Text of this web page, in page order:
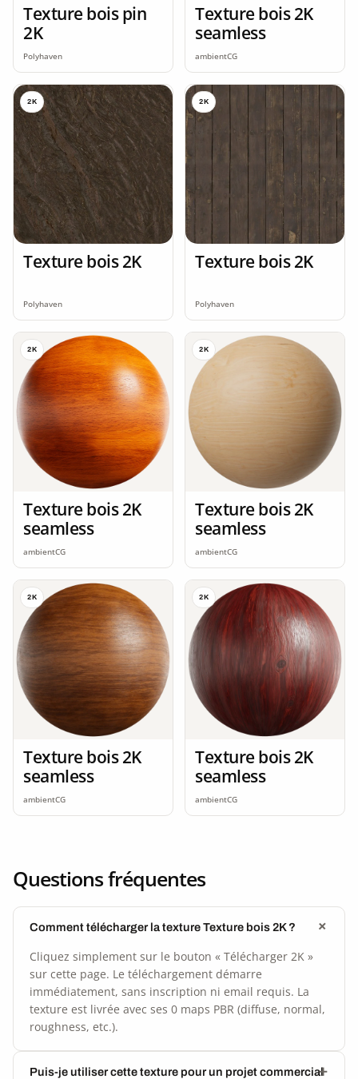
Texture bois pin
2K
Polyhaven
Texture bois 2K
seamless
ambientCG
2K
Texture bois 2K
Polyhaven
2K
Texture bois 2K
Polyhaven
2K
Texture bois 2K
seamless
ambientCG
2K
Texture bois 2K
seamless
ambientCG
2K
Texture bois 2K
seamless
ambientCG
2K
Texture bois 2K
seamless
ambientCG
Questions fréquentes
Comment télécharger la texture Texture bois 2K ?
Cliquez simplement sur le bouton « Télécharger 2K »
sur cette page. Le téléchargement démarre
immédiatement, sans inscription ni email requis. La
texture est livrée avec ses 0 maps PBR (diffuse, normal,
roughness, etc.).
Puis-je utiliser cette texture pour un projet commercial